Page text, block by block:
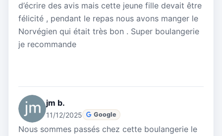
d’écrire des avis mais cette jeune fille devait être
félicité , pendant le repas nous avons manger le
Norvégien qui était très bon . Super boulangerie
je recommande
jm b.
11/12/2025 Google
Nous sommes passés chez cette boulangerie le